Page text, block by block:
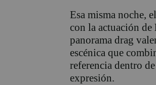
Esa misma noche,
con la actuación de
panorama drag
escénica que
referencia dentro
expresión.